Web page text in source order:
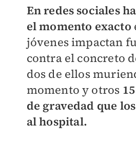
En redes sociales
el momento exacto
jóvenes impactan
contra el concreto
dos de ellos
momento y otros
de gravedad que
al hospital.